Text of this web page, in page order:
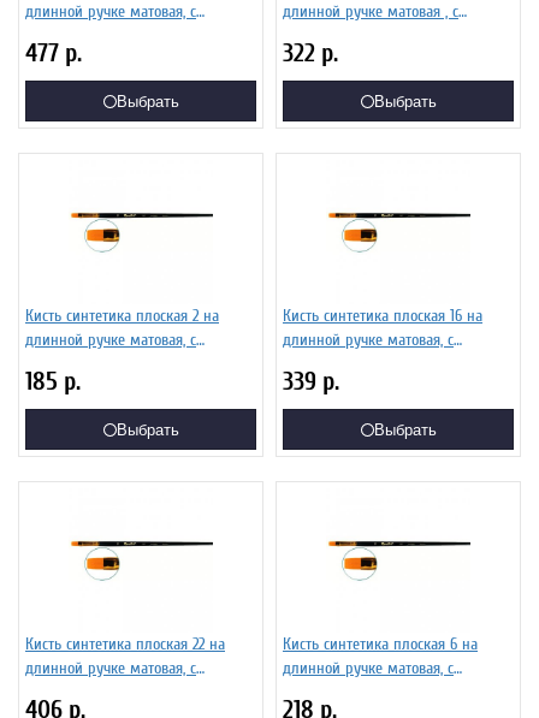
длинной ручке матовая, с
ЖС2-26,07Ж
477 р.
Выбрать
длинной ручке матовая , с
ЖС2-14,07Ж
322 р.
Выбрать
Кисть синтетика плоская 2 на
длинной ручке матовая, с
ЖС2-02,07Ж
185 р.
Выбрать
Кисть синтетика плоская 16 на
длинной ручке матовая, с
ЖС2-16,07Ж
339 р.
Выбрать
Кисть синтетика плоская 22 на
длинной ручке матовая, с
406 р.
Кисть синтетика плоская 6 на
длинной ручке матовая, с
218 р.